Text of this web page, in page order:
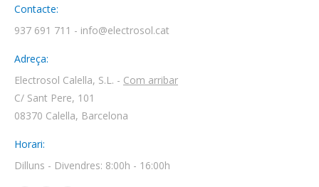
Contacte:
937 691 711 - info@electrosol.cat
Adreça:
Electrosol Calella, S.L. - Com arribar
C/ Sant Pere, 101
08370 Calella, Barcelona
Horari:
Dilluns - Divendres: 8:00h - 16:00h